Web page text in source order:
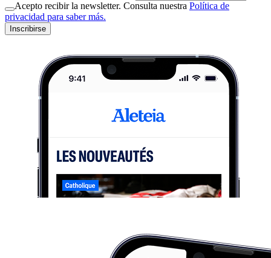
Acepto recibir la newsletter. Consulta nuestra Política de
privacidad para saber más.
Inscribirse